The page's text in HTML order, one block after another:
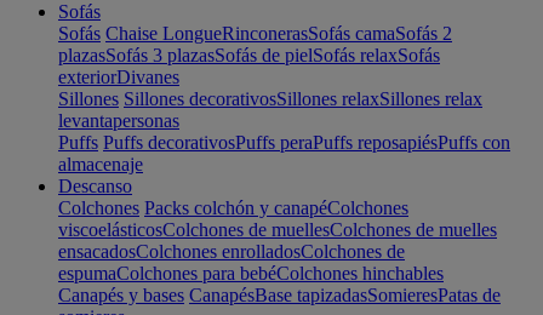
Sofás
Sofás Chaise LongueRinconerasSofás camaSofás 2
plazasSofás 3 plazasSofás de pielSofás relaxSofás
exteriorDivanes
Sillones Sillones decorativosSillones relaxSillones relax
levantapersonas
Puffs Puffs decorativosPuffs peraPuffs reposapiésPuffs con
almacenaje
Descanso
Colchones Packs colchón y canapéColchones
viscoelásticosColchones de muellesColchones de muelles
ensacadosColchones enrolladosColchones de
espumaColchones para bebéColchones hinchables
Canapés y bases CanapésBase tapizadasSomieresPatas de